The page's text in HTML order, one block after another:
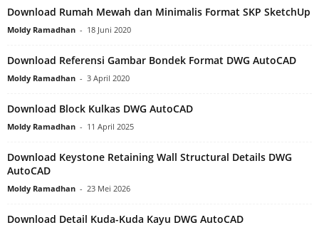
Download Rumah Mewah dan Minimalis Format SKP SketchUp
Moldy Ramadhan - 18 Juni 2020
Download Referensi Gambar Bondek Format DWG AutoCAD
Moldy Ramadhan - 3 April 2020
Download Block Kulkas DWG AutoCAD
Moldy Ramadhan - 11 April 2025
Download Keystone Retaining Wall Structural Details DWG
AutoCAD
Moldy Ramadhan - 23 Mei 2026
Download Detail Kuda-Kuda Kayu DWG AutoCAD